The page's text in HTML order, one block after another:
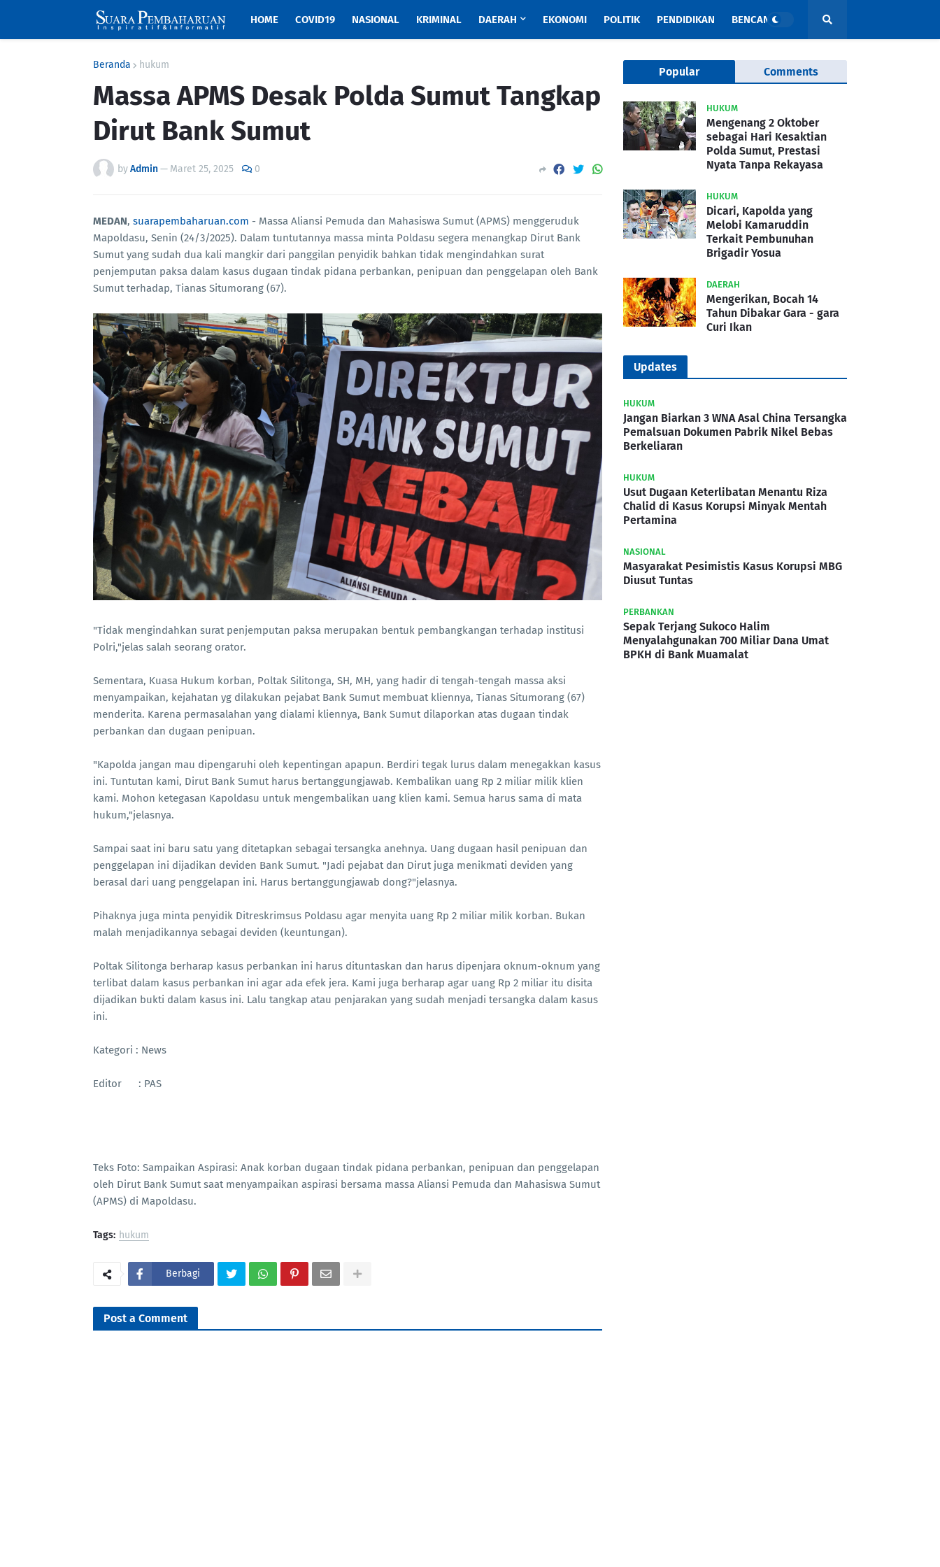
HOME COVID19 NASIONAL KRIMINAL DAERAH EKONOMI POLITIK PENDIDIKAN BENCANA
Beranda hukum
Massa APMS Desak Polda Sumut Tangkap
Dirut Bank Sumut
byAdmin— Maret 25, 2025 0
MEDAN, suarapembaharuan.com - Massa Aliansi Pemuda dan Mahasiswa Sumut (APMS) menggeruduk
Mapoldasu, Senin (24/3/2025). Dalam tuntutannya massa minta Poldasu segera menangkap Dirut Bank
Sumut yang sudah dua kali mangkir dari panggilan penyidik bahkan tidak mengindahkan surat
penjemputan paksa dalam kasus dugaan tindak pidana perbankan, penipuan dan penggelapan oleh Bank
Sumut terhadap, Tianas Situmorang (67).
"Tidak mengindahkan surat penjemputan paksa merupakan bentuk pembangkangan terhadap institusi
Polri,"jelas salah seorang orator.
Sementara, Kuasa Hukum korban, Poltak Silitonga, SH, MH, yang hadir di tengah-tengah massa aksi
menyampaikan, kejahatan yg dilakukan pejabat Bank Sumut membuat kliennya, Tianas Situmorang (67)
menderita. Karena permasalahan yang dialami kliennya, Bank Sumut dilaporkan atas dugaan tindak
perbankan dan dugaan penipuan.
"Kapolda jangan mau dipengaruhi oleh kepentingan apapun. Berdiri tegak lurus dalam menegakkan kasus
ini. Tuntutan kami, Dirut Bank Sumut harus bertanggungjawab. Kembalikan uang Rp 2 miliar milik klien
kami. Mohon ketegasan Kapoldasu untuk mengembalikan uang klien kami. Semua harus sama di mata
hukum,"jelasnya.
Sampai saat ini baru satu yang ditetapkan sebagai tersangka anehnya. Uang dugaan hasil penipuan dan
penggelapan ini dijadikan deviden Bank Sumut. "Jadi pejabat dan Dirut juga menikmati deviden yang
berasal dari uang penggelapan ini. Harus bertanggungjawab dong?"jelasnya.
Pihaknya juga minta penyidik Ditreskrimsus Poldasu agar menyita uang Rp 2 miliar milik korban. Bukan
malah menjadikannya sebagai deviden (keuntungan).
Poltak Silitonga berharap kasus perbankan ini harus dituntaskan dan harus dipenjara oknum-oknum yang
terlibat dalam kasus perbankan ini agar ada efek jera. Kami juga berharap agar uang Rp 2 miliar itu disita
dijadikan bukti dalam kasus ini. Lalu tangkap atau penjarakan yang sudah menjadi tersangka dalam kasus
ini.
Kategori : News
Editor : PAS
Teks Foto: Sampaikan Aspirasi: Anak korban dugaan tindak pidana perbankan, penipuan dan penggelapan
oleh Dirut Bank Sumut saat menyampaikan aspirasi bersama massa Aliansi Pemuda dan Mahasiswa Sumut
(APMS) di Mapoldasu.
Tags: hukum
Berbagi
Post a Comment
Popular Comments
HUKUM
Mengenang 2 Oktober
sebagai Hari Kesaktian
Polda Sumut, Prestasi
Nyata Tanpa Rekayasa
HUKUM
Dicari, Kapolda yang
Melobi Kamaruddin
Terkait Pembunuhan
Brigadir Yosua
DAERAH
Mengerikan, Bocah 14
Tahun Dibakar Gara - gara
Curi Ikan
Updates
HUKUM
Jangan Biarkan 3 WNA Asal China Tersangka
Pemalsuan Dokumen Pabrik Nikel Bebas
Berkeliaran
HUKUM
Usut Dugaan Keterlibatan Menantu Riza
Chalid di Kasus Korupsi Minyak Mentah
Pertamina
NASIONAL
Masyarakat Pesimistis Kasus Korupsi MBG
Diusut Tuntas
PERBANKAN
Sepak Terjang Sukoco Halim
Menyalahgunakan 700 Miliar Dana Umat
BPKH di Bank Muamalat